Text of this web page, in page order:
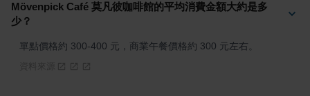
Mövenpick Café 莫凡彼咖啡館的平均消費金額大約是多
少？
單點價格約 300-400 元，商業午餐價格約 300 元左右。